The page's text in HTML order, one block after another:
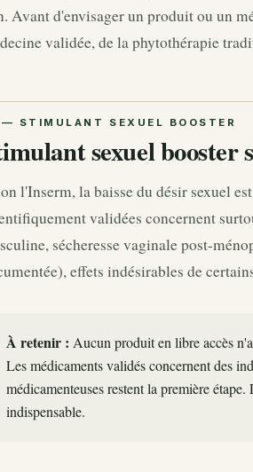
Avant d'envisager un produit ou un
validée, de la phytothérapie
sexuel booster
l'Inserm, la baisse du désir sexuel
validées concernent
sécheresse vaginale post-
effets indésirables de
À retenir : Aucun produit en libre accès
Les médicaments validés concernent des
médicamenteuses restent la première
indispensable.